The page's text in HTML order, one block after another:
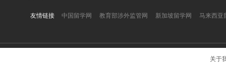
中国留学网 教育部涉外监管网 新加坡留学网 马来西亚
友情链接
关于